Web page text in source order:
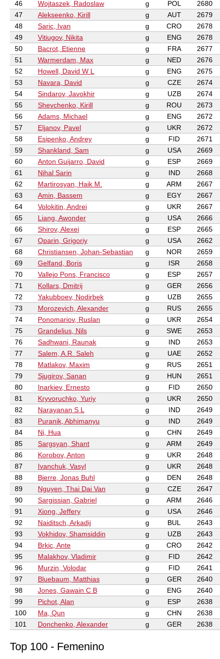
46 Wojtaszek, Radoslaw g POL
2680
47
Alekseenko, Kirill g AUT
2679
48
Saric, Ivan g CRO
2678
49
Vitiugov, Nikita g ENG
2678
50
Bacrot, Etienne g FRA
2677
51
Warmerdam, Max g NED
2676
52
Howell, David W L g ENG
2675
53
Navara, David g CZE
2674
54
Sindarov, Javokhir g UZB
2674
55
Shevchenko, Kirill g ROU
2673
56
Adams, Michael g ENG
2672
57
Eljanov, Pavel g UKR
2672
58
Esipenko, Andrey g FID
2671
59
Shankland, Sam g USA
2669
60
Anton Guijarro, David g ESP
2669
61
Nihal Sarin g IND
2668
62
Martirosyan, Haik M. g ARM
2667
63
Amin, Bassem g EGY
2667
64
Volokitin, Andrei g UKR
2667
65
Liang, Awonder g USA
2666
66
Shirov, Alexei g ESP
2665
67
Oparin, Grigoriy g USA
2662
68
Christiansen, Johan-Sebastian g NOR
2659
69
Gelfand, Boris g ISR
2658
70
Vallejo Pons, Francisco g ESP
2657
71
Kollars, Dmitrij g GER
2656
72
Yakubboev, Nodirbek g UZB
2655
73
Morozevich, Alexander g RUS
2655
74
Ponomariov, Ruslan g UKR
2654
75
Grandelius, Nils g SWE
2653
76
Sadhwani, Raunak g IND
2653
77
Salem, A.R. Saleh g UAE
2652
78
Matlakov, Maxim g RUS
2651
79
Sjugirov, Sanan g HUN
2651
80
Inarkiev, Ernesto g FID
2650
81
Kryvoruchko, Yuriy g UKR
2650
82
Narayanan S L g IND
2649
83
Puranik, Abhimanyu g IND
2649
84
Ni, Hua g CHN
2649
85
Sargsyan, Shant g ARM
2649
86
Korobov, Anton g UKR
2648
87
Ivanchuk, Vasyl g UKR
2648
88
Bjerre, Jonas Buhl g DEN
2648
89
Nguyen, Thai Dai Van g CZE
2647
90
Sargissian, Gabriel g ARM
2646
91
Xiong, Jeffery g USA
2646
92
Naiditsch, Arkadij g BUL
2643
93
Vokhidov, Shamsiddin g UZB
2643
94
Brkic, Ante g CRO
2642
95
Malakhov, Vladimir g FID
2642
96
Murzin, Volodar g FID
2641
97
Bluebaum, Matthias g GER
2640
98
Jones, Gawain C B g ENG
2640
99
Pichot, Alan g ESP
2638
100
Ma, Qun g CHN
2638
101
Donchenko, Alexander g GER 2638
Top 100 - Femenino